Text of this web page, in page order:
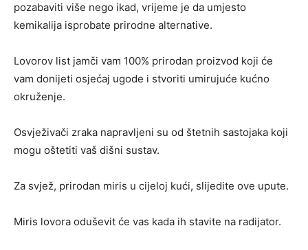
pozabaviti više nego ikad, vrijeme je da umjesto
kemikalija isprobate prirodne alternative.
Lovorov list jamči vam 100% prirodan proizvod koji će
vam donijeti osjećaj ugode i stvoriti umirujuće kućno
okruženje.
Osvježivači zraka napravljeni su od štetnih sastojaka koji
mogu oštetiti vaš dišni sustav.
Za svjež, prirodan miris u cijeloj kući, slijedite ove upute.
Miris lovora oduševit će vas kada ih stavite na radijator.